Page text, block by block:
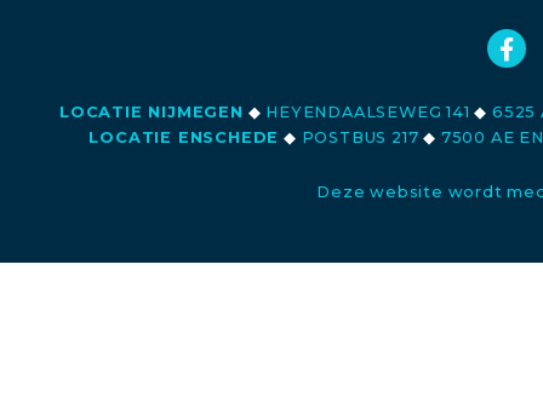
LOCATIE NIJMEGEN ◆ HEYENDAALSEWEG 141◆ 6525
LOCATIE ENSCHEDE ◆ POSTBUS 217◆ 7500 AE
Deze website wordt